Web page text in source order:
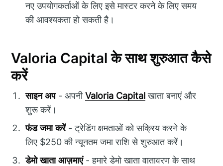
नए उपयोगकर्ताओं के लिए इसे मास्टर करने के लिए समय
की आवश्यकता हो सकती है।
Valoria Capital के साथ शुरुआत कैसे
करें
साइन अप- अपनीValoria Capitalखाता बनाएं और
शुरू करें।
फंड जमा करें- ट्रेडिंग क्षमताओं को सक्रिय करने के
लिए $250 की न्यूनतम जमा राशि से शुरुआत करें।
डेमो खाता आज़माएं- हमारे डेमो खाता वातावरण के साथ